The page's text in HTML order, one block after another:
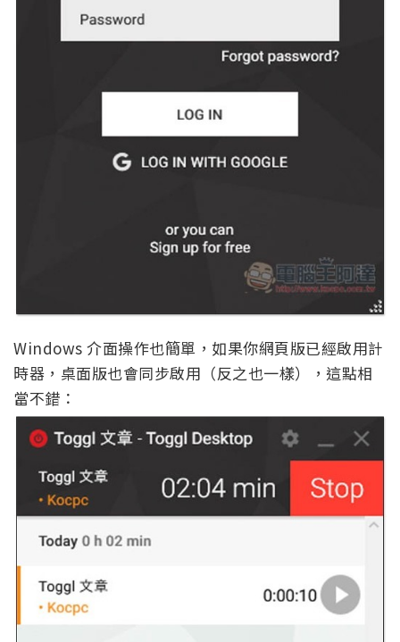
Windows 介面操作也簡單，如果你網頁版已經啟用計
時器，桌面版也會同步啟用（反之也一樣），這點相
當不錯：